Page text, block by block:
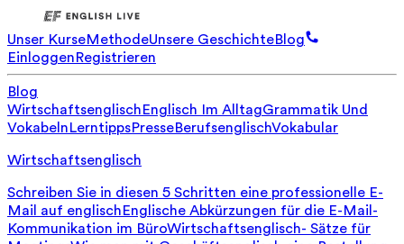
Unser KurseMethodeUnsere GeschichteBlog
EinloggenRegistrieren
Blog
WirtschaftsenglischEnglisch Im AlltagGrammatik Und
VokabelnLerntippsPresseBerufsenglischVokabular
Wirtschaftsenglisch
Schreiben Sie in diesen 5 Schritten eine professionelle E-
Mail auf englischEnglische Abkürzungen für die E-Mail-
Kommunikation im BüroWirtschaftsenglisch- Sätze für